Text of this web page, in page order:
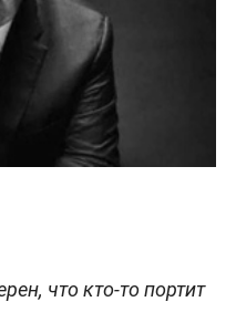
что кто-то портит